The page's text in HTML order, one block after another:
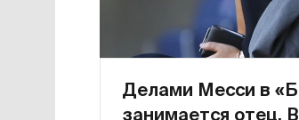
Делами Месси в
занимается отец.